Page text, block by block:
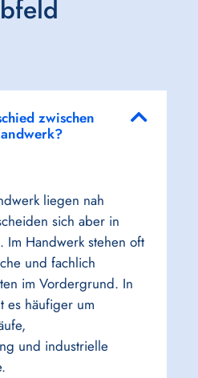
zwischen
liegen nah
sich aber in
Im Handwerk stehen oft
und fachlich
im Vordergrund. In
es häufiger um
und industrielle